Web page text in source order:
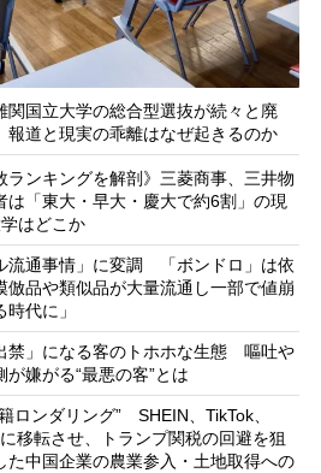
関国立大学の総合型選抜が続々と廃
道と現実の乖離はなぜ起きるのか
ランキングを解剖》三菱商事、三井物
は「東大・早大・慶大で約6割」の現
はどこか
流通事情」に変調 「ボンドロ」は依
倣品や類似品が大量流通し一部で値崩
代に」
禁」になる客のトホホな生態 嘔吐や
嫌がる“最悪の客”とは
ロンダリング” SHEIN、TikTok、
移転させ、トランプ関税の回避を狙
中国企業の農業参入・土地取得への